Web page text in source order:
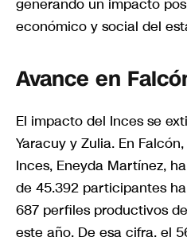
económico y social del
Avance en
El impacto del Inces se
Yaracuy y Zulia. En
Inces, Eneyda Martínez,
de 45.392 participantes
687 perfiles productivos
este año. De esa cifra, el